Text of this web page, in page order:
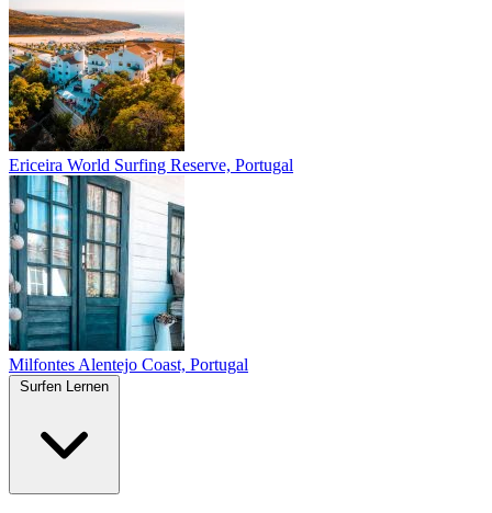
Ericeira World Surfing Reserve, Portugal
Milfontes Alentejo Coast, Portugal